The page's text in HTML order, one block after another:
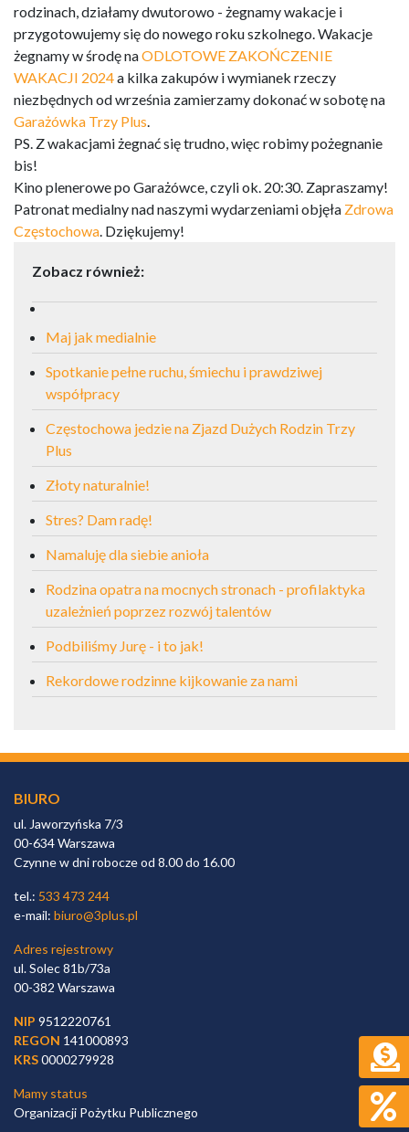
rodzinach, działamy dwutorowo - żegnamy wakacje i
przygotowujemy się do nowego roku szkolnego. Wakacje
żegnamy w środę naODLOTOWE ZAKOŃCZENIE
WAKACJI 2024a kilka zakupów i wymianek rzeczy
niezbędnych od września zamierzamy dokonać w sobotę na
Garażówka Trzy Plus.
PS. Z wakacjami żegnać się trudno, więc robimy pożegnanie
bis!
Kino plenerowe po Garażówce, czyli ok. 20:30. Zapraszamy!
Patronat medialny nad naszymi wydarzeniami objęła Zdrowa
Częstochowa. Dziękujemy!
Zobacz również:
Maj jak medialnie
Spotkanie pełne ruchu, śmiechu i prawdziwej
współpracy
Częstochowa jedzie na Zjazd Dużych Rodzin Trzy
Plus
Złoty naturalnie!
Stres? Dam radę!
Namaluję dla siebie anioła
Rodzina opatra na mocnych stronach - profilaktyka
uzależnień poprzez rozwój talentów
Podbiliśmy Jurę - i to jak!
Rekordowe rodzinne kijkowanie za nami
BIURO
ul. Jaworzyńska 7/3
00-634 Warszawa
Czynne w dni robocze od 8.00 do 16.00
tel.: 533 473 244
e-mail: biuro@3plus.pl
Adres rejestrowy
ul. Solec 81b/73a
00-382 Warszawa
NIP 9512220761
REGON 141000893
KRS0000279928
Mamy status
Organizacji Pożytku Publicznego